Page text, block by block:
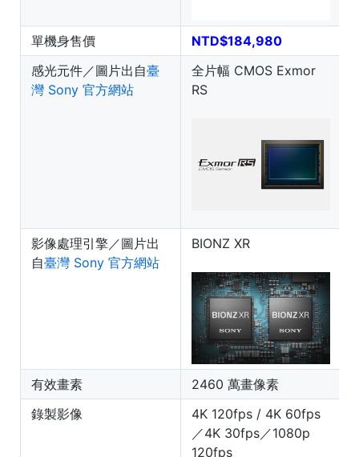
單機身售價 NTD$184,980
感光元件／圖片出自臺
灣 Sony 官方網站
全片幅 CMOS Exmor
RS
影像處理引擎／圖片出
自臺灣 Sony 官方網站
BIONZ XR
有效畫素 2460 萬畫像素
錄製影像
4K 120fps / 4K 60fps
／4K 30fps／1080p
120fps